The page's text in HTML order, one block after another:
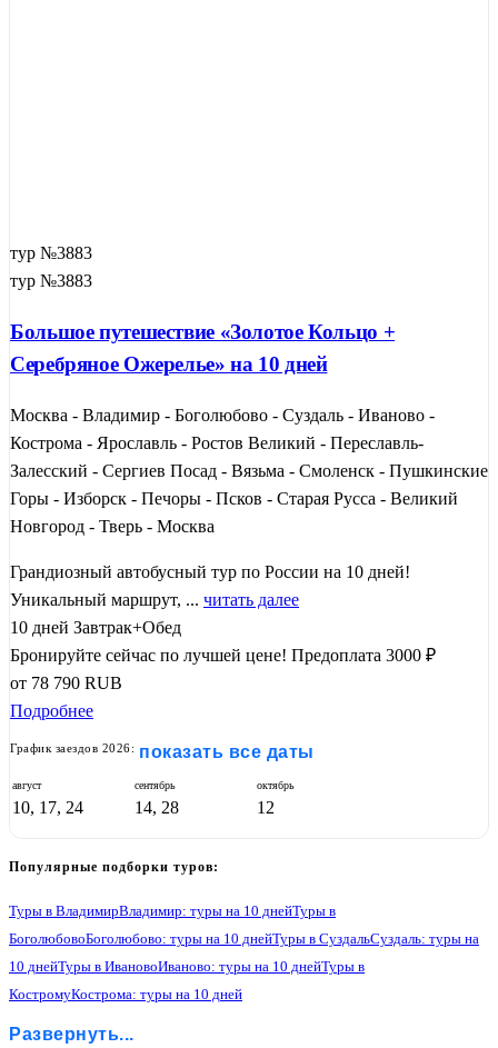
тур №3883
тур №3883
Большое путешествие «Золотое Кольцо +
Серебряное Ожерелье» на 10 дней
Москва - Владимир - Боголюбово - Суздаль - Иваново -
Кострома - Ярославль - Ростов Великий - Переславль-
Залесский - Сергиев Посад - Вязьма - Смоленск - Пушкинские
Горы - Изборск - Печоры - Псков - Старая Русса - Великий
Новгород - Тверь - Москва
Грандиозный автобусный тур по России на 10 дней!
Уникальный маршрут, ... читать далее
10 дней Завтрак+Обед
Бронируйте сейчас по лучшей цене! Предоплата 3000 ₽
от 78 790 RUB
Подробнее
График заездов 2026: показать все даты
август
10, 17, 24
сентябрь
14, 28
октябрь
12
Популярные подборки туров:
Туры в ВладимирВладимир: туры на 10 днейТуры в
БоголюбовоБоголюбово: туры на 10 днейТуры в СуздальСуздаль: туры на
10 днейТуры в ИвановоИваново: туры на 10 днейТуры в
КостромуКострома: туры на 10 дней
Ростов Великий: туры на 10 дней
Развернуть...